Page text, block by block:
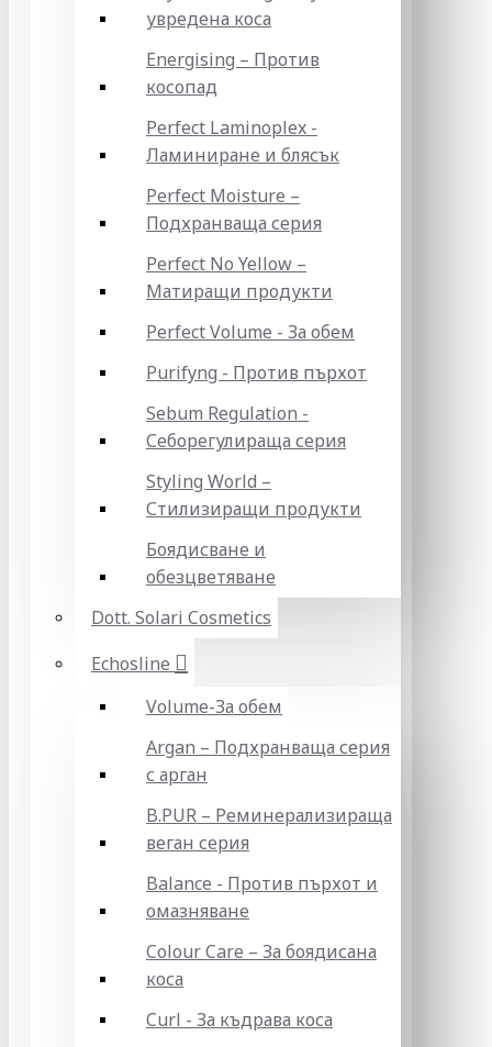
увредена коса
Energising – Против
косопад
Perfect Laminoplex -
Ламиниране и блясък
Perfect Moisture –
Подхранваща серия
Perfect No Yellow –
Матиращи продукти
Perfect Volume - За обем
Purifyng - Против пърхот
Sebum Regulation -
Себорегулираща серия
Styling World –
Стилизиращи продукти
Боядисване и
обезцветяване
Dott. Solari Cosmetics
Echosline
Volume-За обем
Argan – Подхранваща серия
с арган
B.PUR – Реминерализираща
веган серия
Balance - Против пърхот и
омазняване
Colour Care – За боядисана
коса
Curl - За къдрава коса